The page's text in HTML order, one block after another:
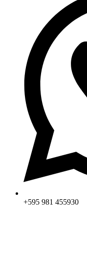
+595 981 455930